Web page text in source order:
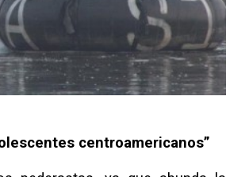
centroamericanos”